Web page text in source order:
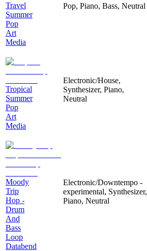
Travel
Summer
Pop
Art
Media
Pop, Piano, Bass, Neutral
Tropical
Summer
Pop
Art
Media
Electronic/House,
Synthesizer, Piano,
Neutral
Moody
Trip
Hop -
Drum
And
Bass
Loop
Databend
Electronic/Downtempo -
experimental, Synthesizer,
Piano, Neutral